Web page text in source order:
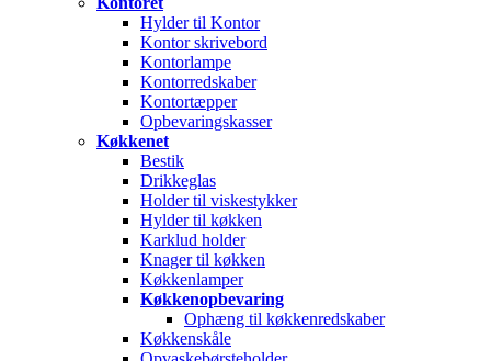
Hylder til Kontor
Kontor skrivebord
Kontorlampe
Kontorredskaber
Kontortæpper
Opbevaringskasser
Køkkenet
Bestik
Drikkeglas
Holder til viskestykker
Hylder til køkken
Karklud holder
Knager til køkken
Køkkenlamper
Køkkenopbevaring
Ophæng til køkkenredskaber
Køkkenskåle